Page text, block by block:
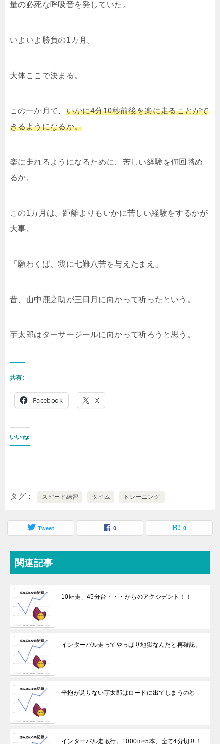
量の必死な呼吸音を発していた。
いよいよ勝負の1カ月。
大体ここで決まる。
この一か月で、 いかに4分10秒前後を楽に走ることがで
きるようになるか。
楽に走れるようになるために、苦しい経験を何回踏め
るか。
この1カ月は、距離よりもいかに苦しい経験をするかが
大事。
「願わくば、我に七難八苦を与えたまえ」
昔、山中鹿之助が三日月に向かって祈ったという。
芋太郎はターサージールに向かって祈ろうと思う。
共有:
Facebook X
いいね:
タグ スピード練習 タイム トレーニング
Tweet 0 0
関連記事
10㎞走、45分台・・・からのアクシデント！！
インターバル走ってやっぱり地獄なんだと再確認。
辛抱が足りない芋太郎はロードに出てしまうの巻
インターバル走敢行。1000m×5本、全て4分切り！